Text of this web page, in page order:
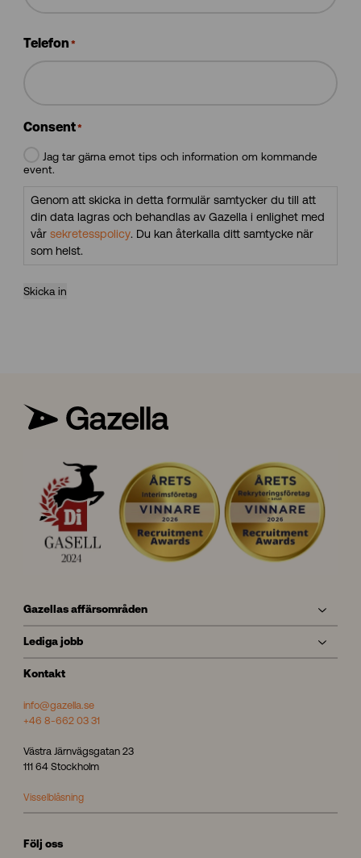
Telefon *
Consent*
Jag tar gärna emot tips och information om kommande
event.
Genom att skicka in detta formulär samtycker du till att
din data lagras och behandlas av Gazella i enlighet med
vår sekretesspolicy. Du kan återkalla ditt samtycke när
som helst.
Skicka in
Gazellas affärsområden
Lediga jobb
Kontakt
info@gazella.se
+46 8-662 03 31
Västra Järnvägsgatan 23
111 64 Stockholm
Visselblåsning
Följ oss